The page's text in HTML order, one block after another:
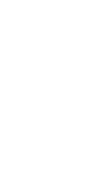
AXA con el
Vida
financiera para
por AXA, la mayor
a la Mejor Gestión de
profesional